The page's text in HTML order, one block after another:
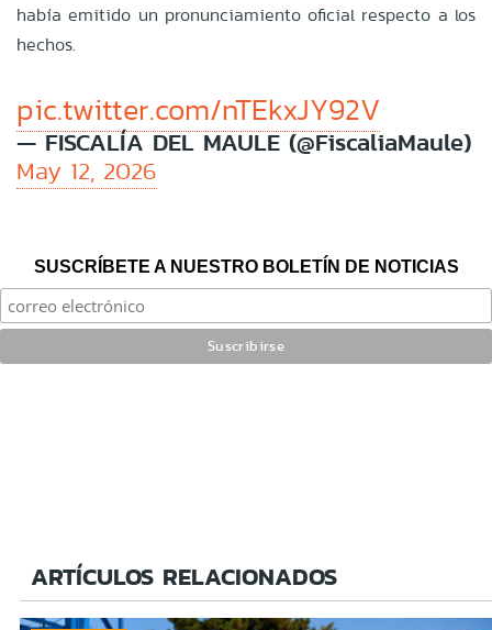
había emitido un pronunciamiento oficial respecto a los
hechos.
pic.twitter.com/nTEkxJY92V
— FISCALÍA DEL MAULE (@FiscaliaMaule)
May 12, 2026
SUSCRÍBETE A NUESTRO BOLETÍN DE NOTICIAS
ARTÍCULOS RELACIONADOS